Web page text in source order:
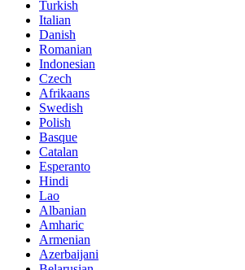
Turkish
Italian
Danish
Romanian
Indonesian
Czech
Afrikaans
Swedish
Polish
Basque
Catalan
Esperanto
Hindi
Lao
Albanian
Amharic
Armenian
Azerbaijani